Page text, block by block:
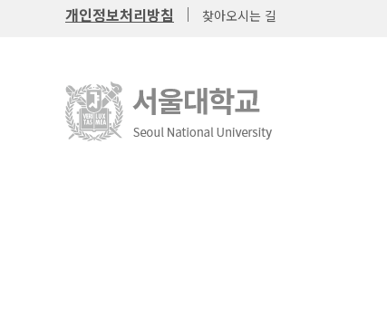
개인정보처리방침 찾아오시는 길